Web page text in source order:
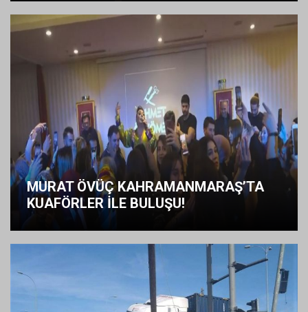
MURAT ÖVÜÇ KAHRAMANMARAŞ’TA
KUAFÖRLER İLE BULUŞU!